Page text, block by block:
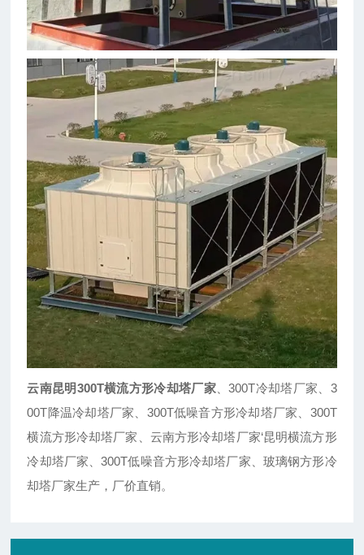
云南昆明300T横流方形冷却塔厂家、300T冷却塔厂家、3
00T降温冷却塔厂家、300T低噪音方形冷却塔厂家、300T
横流方形冷却塔厂家、云南方形冷却塔厂家‘昆明横流方形
冷却塔厂家、300T低噪音方形冷却塔厂家、玻璃钢方形冷
却塔厂家生产，厂价直销。